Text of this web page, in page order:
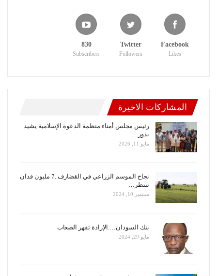
Facebook
Likes
Twitter
Followers
830
Subscribers
المشاركات الاخيرة
رئيس مجلس أمناء منظمة الدعوة الإسلامية يشيد
بدور…
مايو 11, 2026
نجاح الموسم الزراعي في القضارف..7 مليون فدان
تنتظر…
سبتمبر 10, 2024
بنك السودان….الإرادة تقهر الصعاب
مايو 29, 2024